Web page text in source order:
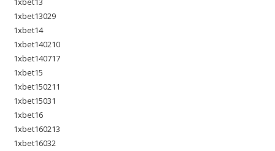
1xbet13029
1xbet14
1xbet140210
1xbet140717
1xbet15
1xbet150211
1xbet15031
1xbet16
1xbet160213
1xbet16032